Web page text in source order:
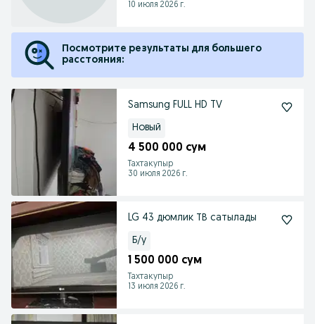
10 июля 2026 г.
Посмотрите результаты для большего
расстояния:
Samsung FULL HD TV
Новый
4 500 000 сум
Тахтакупыр
30 июля 2026 г.
LG 43 дюмлик ТВ сатылады
Б/у
1 500 000 сум
Тахтакупыр
13 июля 2026 г.